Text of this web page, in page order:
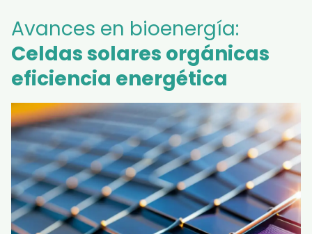
Avances en bioenergía:
Celdas solares orgánicas
eficiencia energética